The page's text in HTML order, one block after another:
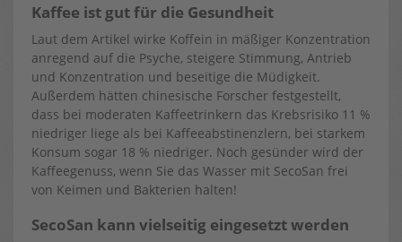
Kaffee ist gut für die Gesundheit
Laut dem Artikel wirke Koffein in mäßiger Konzentration
anregend auf die Psyche, steigere Stimmung, Antrieb
und Konzentration und beseitige die Müdigkeit.
Außerdem hätten chinesische Forscher festgestellt,
dass bei moderaten Kaffeetrinkern das Krebsrisiko 11 %
niedriger liege als bei Kaffeeabstinenzlern, bei starkem
Konsum sogar 18 % niedriger. Noch gesünder wird der
Kaffeegenuss, wenn Sie das Wasser mit SecoSan frei
von Keimen und Bakterien halten!
SecoSan kann vielseitig eingesetzt werden